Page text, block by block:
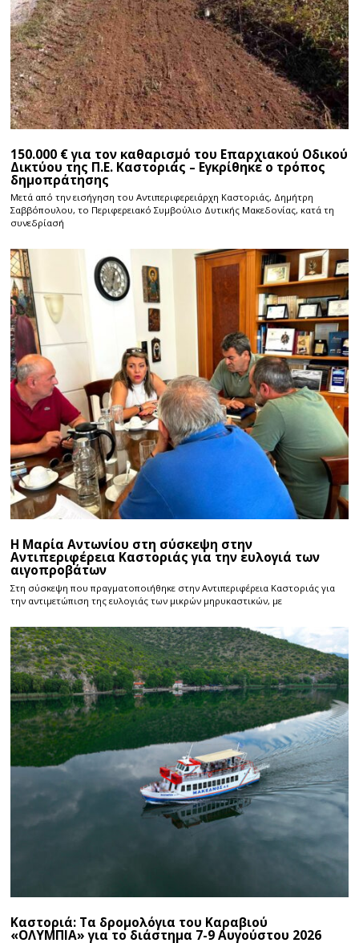
150.000 € για τον καθαρισμό του Επαρχιακού Οδικού
Δικτύου της Π.Ε. Καστοριάς – Εγκρίθηκε ο τρόπος
δημοπράτησης
Μετά από την εισήγηση του Αντιπεριφερειάρχη Καστοριάς, Δημήτρη
Σαββόπουλου, το Περιφερειακό Συμβούλιο Δυτικής Μακεδονίας, κατά τη
συνεδρίασή
Η Μαρία Αντωνίου στη σύσκεψη στην
Αντιπεριφέρεια Καστοριάς για την ευλογιά των
αιγοπροβάτων
Στη σύσκεψη που πραγματοποιήθηκε στην Αντιπεριφέρεια Καστοριάς για
την αντιμετώπιση της ευλογιάς των μικρών μηρυκαστικών, με
Καστοριά: Τα δρομολόγια του Καραβιού
«ΟΛΥΜΠΙΑ» για το διάστημα 7-9 Αυγούστου 2026